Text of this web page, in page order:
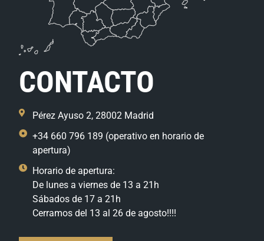
CONTACTO
Pérez Ayuso 2, 28002 Madrid
+34 660 796 189 (operativo en horario de
apertura)
Horario de apertura:
De lunes a viernes de 13 a 21h
Sábados de 17 a 21h
Cerramos del 13 al 26 de agosto!!!!